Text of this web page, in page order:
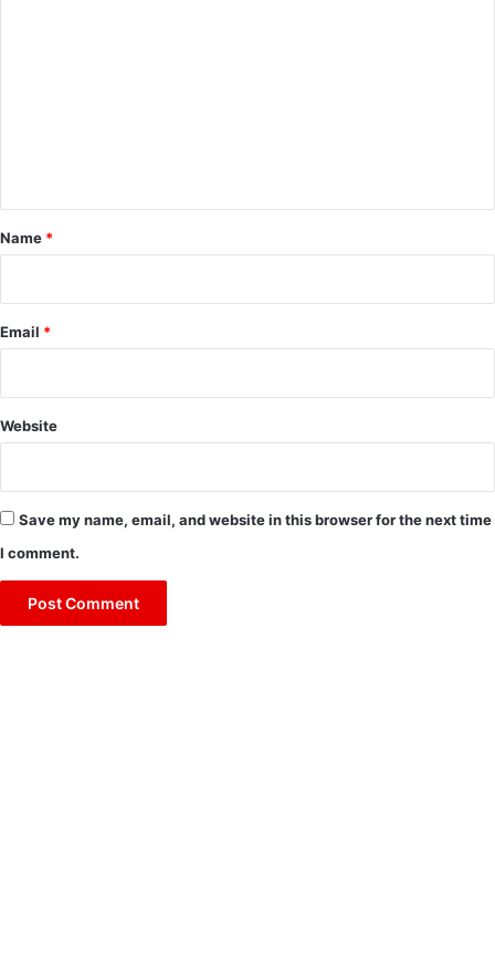
*
Name *
Email *
Website
Save my name, email, and website in this browser for the next time
I comment.